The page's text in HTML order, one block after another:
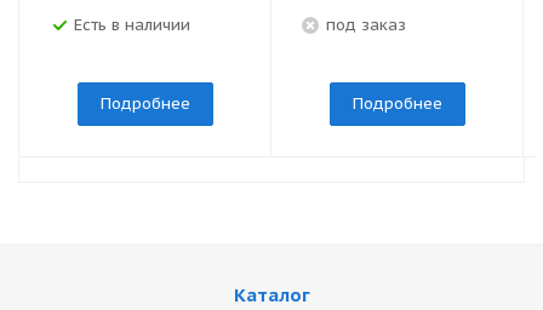
Есть в наличии
Подробнее
под заказ
Подробнее
Каталог